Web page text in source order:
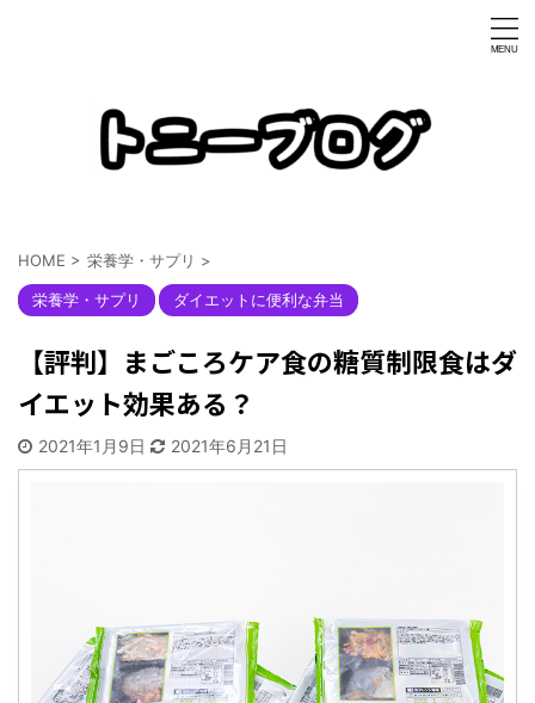
HOME > 栄養学・サプリ >
栄養学・サプリ ダイエットに便利な弁当
【評判】まごころケア食の糖質制限食はダ
イエット効果ある？
2021年1月9日 2021年6月21日